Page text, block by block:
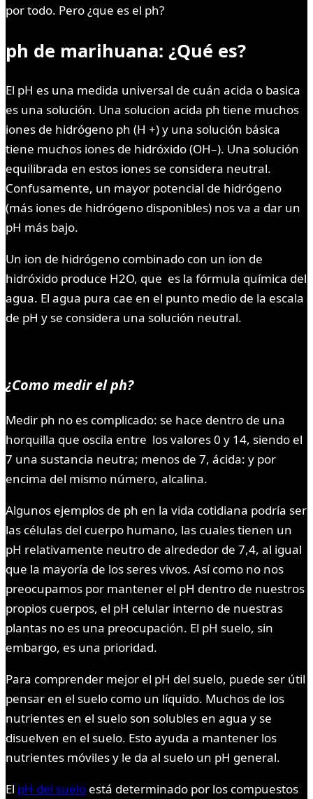
por todo. Pero ¿que es el ph?
ph de marihuana: ¿Qué es?
El pH es una medida universal de cuán acida o basica
es una solución. Una solucion acida ph tiene muchos
iones de hidrógeno ph (H +) y una solución básica
tiene muchos iones de hidróxido (OH–). Una solución
equilibrada en estos iones se considera neutral.
Confusamente, un mayor potencial de hidrógeno
(más iones de hidrógeno disponibles) nos va a dar un
pH más bajo.
Un ion de hidrógeno combinado con un ion de
hidróxido produce H2O, que es la fórmula química del
agua. El agua pura cae en el punto medio de la escala
de pH y se considera una solución neutral.
¿Como medir el ph?
Medir ph no es complicado: se hace dentro de una
horquilla que oscila entre los valores 0 y 14, siendo el
7 una sustancia neutra; menos de 7, ácida: y por
encima del mismo número, alcalina.
Algunos ejemplos de ph en la vida cotidiana podría ser
las células del cuerpo humano, las cuales tienen un
pH relativamente neutro de alrededor de 7,4, al igual
que la mayoría de los seres vivos. Así como no nos
preocupamos por mantener el pH dentro de nuestros
propios cuerpos, el pH celular interno de nuestras
plantas no es una preocupación. El pH suelo, sin
embargo, es una prioridad.
Para comprender mejor el pH del suelo, puede ser útil
pensar en el suelo como un líquido. Muchos de los
nutrientes en el suelo son solubles en agua y se
disuelven en el suelo. Esto ayuda a mantener los
nutrientes móviles y le da al suelo un pH general.
El pH del suelo está determinado por los compuestos